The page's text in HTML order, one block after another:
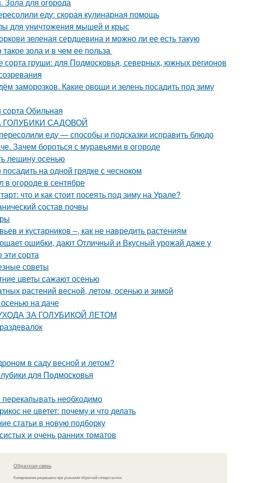
еду: скорая кулинарная помощь
для уничтожения мышей и крыс
зеленая сердцевина и можно ли ее есть такую
зола и в чем ее польза
груши: для Подмосковья, северных, южных регионов
заморозков. Какие овощи и зелень посадить под зиму
Обильная
ГОЛУБИКИ САДОВОЙ
еду — способы и подсказки исправить блюдо
Зачем бороться с муравьями в огороде
лещину осенью
на одной грядке с чесноком
в огороде в сентябре
что и как стоит посеять под зиму на Урале?
состав почвы
и кустарников –, как не навредить растениям
ошибки, дают Отличный и Вкусный урожай даже у
сорта
советы
цветы сажают осенью
растений весной, летом, осенью и зимой
на даче
ЗА ГОЛУБИКОЙ ЛЕТОМ
в саду весной и летом?
для Подмосковья
необходимо
не цветет: почему и что делать
статьи в новую подборку
и очень ранних томатов
Обратная связь
Копирование разрешено при указании обратной гиперссылки.